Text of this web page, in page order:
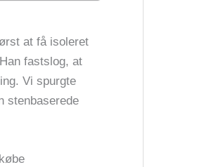
at få isoleret
fastslog, at
Vi spurgte
stenbaserede